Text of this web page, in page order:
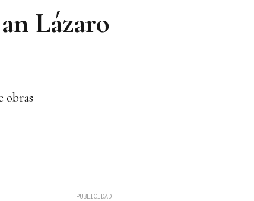
Lázaro
obras